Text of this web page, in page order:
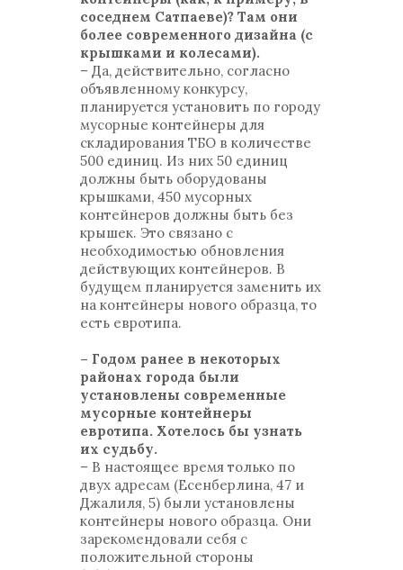
соседнем Сатпаеве)? Там они
более современного дизайна (с
крышками и колесами).
– Да, действительно, согласно
объявленному конкурсу,
планируется установить по городу
мусорные контейнеры для
складирования ТБО в количестве
500 единиц. Из них 50 единиц
должны быть оборудованы
крышками, 450 мусорных
контейнеров должны быть без
крышек. Это связано с
необходимостью обновления
действующих контейнеров. В
будущем планируется заменить их
на контейнеры нового образца, то
есть евротипа.
– Годом ранее в некоторых
районах города были
установлены современные
мусорные контейнеры
евротипа. Хотелось бы узнать
их судьбу.
– В настоящее время только по
двух адресам (Есенберлина, 47 и
Джалиля, 5) были установлены
контейнеры нового образца. Они
зарекомендовали себя с
положительной стороны